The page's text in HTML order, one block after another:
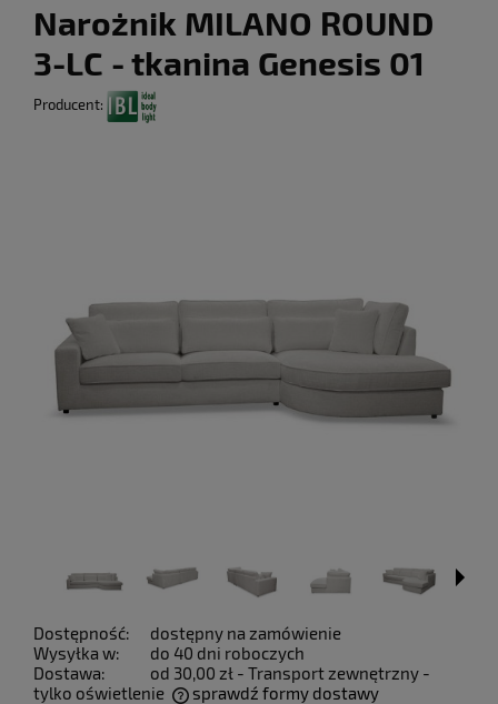
Narożnik MILANO ROUND
3-LC - tkanina Genesis 01
Producent:
Dostępność:
dostępny na zamówienie
Wysyłka w:
do 40 dni roboczych
Dostawa:
od 30,00 zł - Transport zewnętrzny -
tylko oświetlenie
sprawdź formy dostawy